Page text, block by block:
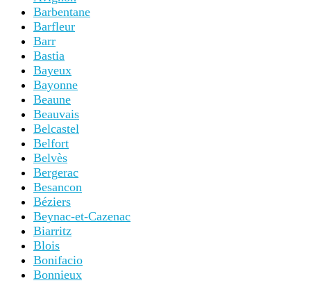
Barbentane
Barfleur
Barr
Bastia
Bayeux
Bayonne
Beaune
Beauvais
Belcastel
Belfort
Belvès
Bergerac
Besancon
Béziers
Beynac-et-Cazenac
Biarritz
Blois
Bonifacio
Bonnieux